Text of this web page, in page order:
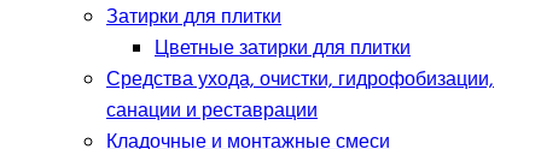
Затирки для плитки
Цветные затирки для плитки
Средства ухода, очистки, гидрофобизации,
санации и реставрации